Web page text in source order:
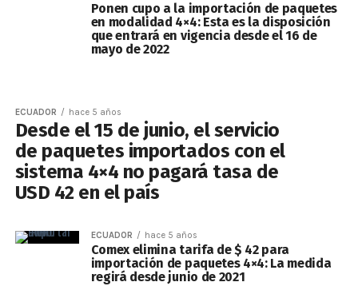
Ponen cupo a la importación de paquetes
en modalidad 4×4: Esta es la disposición
que entrará en vigencia desde el 16 de
mayo de 2022
ECUADOR hace 5 años
Desde el 15 de junio, el servicio
de paquetes importados con el
sistema 4×4 no pagará tasa de
USD 42 en el país
ECUADOR hace 5 años
Comex elimina tarifa de $ 42 para
importación de paquetes 4×4: La medida
regirá desde junio de 2021